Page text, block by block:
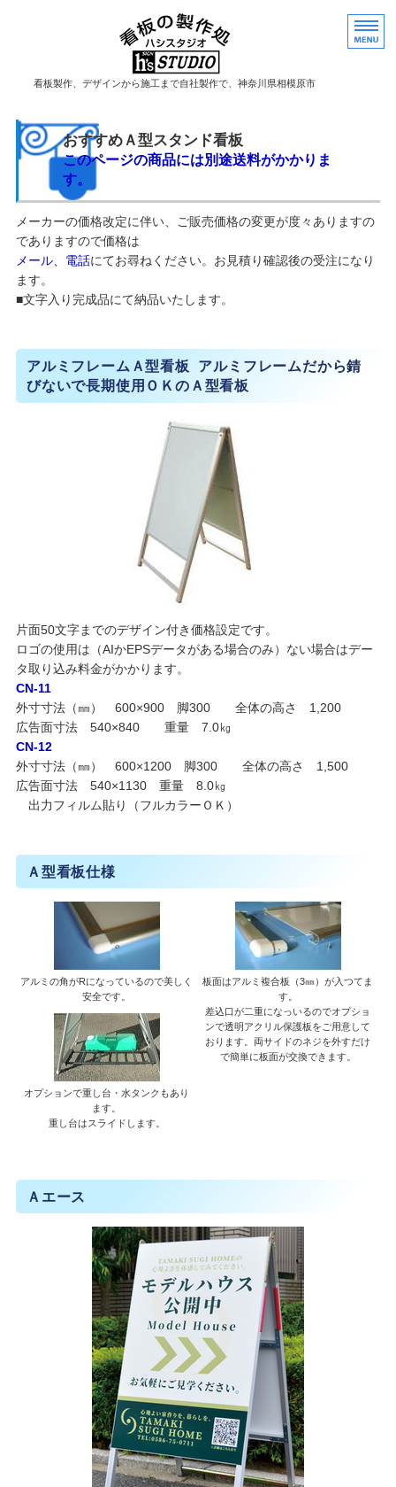
看板製作神奈川県相模原
看板製作、デザインから施工まで自社製作で、神奈川県相模原市
HOME
ご注文の流れ
よくあるご質問
事務所概要
お問い合わせ
おすすめＡ型スタンド看板
このページの商品には別途送料がかかりま
す。
メーカーの価格改定に伴い、ご販売価格の変更が度々ありますの
でありますので価格は
メール、電話にてお尋ねください。お見積り確認後の受注になり
ます。
■文字入り完成品にて納品いたします。
アルミフレームＡ型看板 アルミフレームだから錆
びないで長期使用ＯＫのＡ型看板
片面50文字までのデザイン付き価格設定です。
ロゴの使用は（AIかEPSデータがある場合のみ）ない場合はデー
タ取り込み料金がかかります。
CN-11
外寸寸法（㎜） 600×900 脚300 全体の高さ 1,200
広告面寸法 540×840 重量 7.0㎏
CN-12
外寸寸法（㎜） 600×1200 脚300 全体の高さ 1,500
広告面寸法 540×1130 重量 8.0㎏
出力フィルム貼り（フルカラーＯＫ）
Ａ型看板仕様
アルミの角がRになっているので美しく
安全です。
板面はアルミ複合板（3㎜）が入つてま
す。
差込口が二重になっいるのでオプショ
ンで透明アクリル保護板をご用意して
おります。両サイドのネジを外すだけ
で簡単に板面が交換できます。
オプションで重し台・水タンクもあり
ます。
重し台はスライドします。
Ａエース